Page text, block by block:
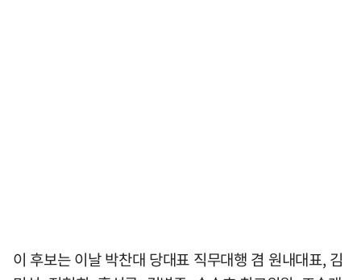
이 후보는 이날 박찬대 당대표 직무대행 겸 원내대표, 김